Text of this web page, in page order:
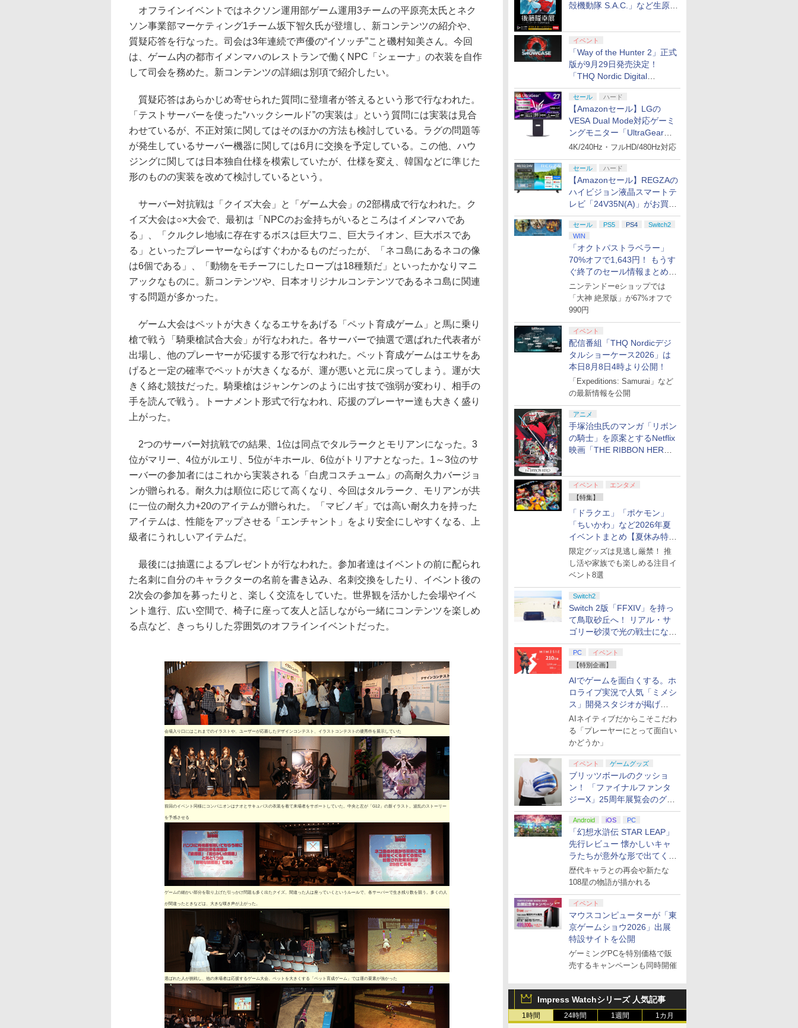
殻機動隊 S.A.C.」など生原
イベント
「Way of the Hunter 2」正式
版が9月29日発売決定！
「THQ Nordic Digital
Showcase 2026」まとめ
セール ハード
【Amazonセール】LGの
VESA Dual Mode対応ゲーミ
ングモニター「UltraGear
27G850A-B」がお買い得！
4K/240Hz・フルHD/480Hz対応
セール ハード
【Amazonセール】REGZAの
ハイビジョン液晶スマートテ
レビ「24V35N(A)」がお買い
得！
セール PS5 PS4
Switch2
WIN
「オクトパストラベラー」
70%オフで1,643円！ もうす
ぐ終了のセール情報まとめ
【8月8日更新】
ニンテンドーeショップでは
「大神 絶景版」が67%オフで
990円
イベント
配信番組「THQ Nordicデジ
タルショーケース2026」は
本日8月8日4時より公開！
「Expeditions: Samurai」など
の最新情報を公開
アニメ
手塚治虫氏のマンガ「リボン
の騎士」を原案とするNetflix
映画「THE RIBBON HERO
イベント
エンタメ
【特集】
「ドラクエ」「ポケモン」
「ちいかわ」など2026年夏
イベントまとめ【夏休み特
集】
限定グッズは見逃し厳禁！ 推
し活や家族でも楽しめる注目イ
ベント8選
Switch2
Switch 2版「FFXIV」を持っ
て鳥取砂丘へ！ リアル・サ
ゴリー砂漠で光の戦士になっ
てみた
PC
イベント
【特別企画】
AIでゲームを面白くする。ホ
ロライブ実況で人気「ミメシ
ス」開発スタジオが掲げ
る“AI活用の信念”とは？【講
演レポート】
AIネイティブだからこそこだわ
る「プレーヤーにとって面白い
かどうか」
イベント ゲームグッズ
ブリッツボールのクッショ
ン！ 「ファイナルファンタ
ジーX」25周年展覧会のグッ
ズ情報が公開
Android iOS PC
「幻想水滸伝 STAR LEAP」
先行レビュー 懐かしいキャ
ラたちが意外な形で出てくる
シリーズ完全新作！
歴代キャラとの再会や新たな
108星の物語が描かれる
イベント
マウスコンピューターが「東
京ゲームショウ2026」出展
特設サイトを公開
ゲーミングPCを特別価格で販
売するキャンペーンも同時開催
Impress Watchシリーズ 人気記事
1時間 24時間 1週間 1カ月
オフラインイベントではネクソン運用部ゲーム運用3チームの平原亮太氏とネク
ソン事業部マーケティング1チーム坂下智久氏が登壇し、新コンテンツの紹介や、
質疑応答を行なった。司会は3年連続で声優の“イソッチ”こと磯村知美さん。今回
は、ゲーム内の都市イメンマハのレストランで働くNPC「シェーナ」の衣装を自作
して司会を務めた。新コンテンツの詳細は別項で紹介したい。
質疑応答はあらかじめ寄せられた質問に登壇者が答えるという形で行なわれた。
「テストサーバーを使った“ハックシールド”の実装は」という質問には実装は見合
わせているが、不正対策に関してはそのほかの方法も検討している。ラグの問題等
が発生しているサーバー機器に関しては6月に交換を予定している。この他、ハウ
ジングに関しては日本独自仕様を模索していたが、仕様を変え、韓国などに準じた
形のものの実装を改めて検討しているという。
サーバー対抗戦は「クイズ大会」と「ゲーム大会」の2部構成で行なわれた。ク
イズ大会は○×大会で、最初は「NPCのお金持ちがいるところはイメンマハであ
る」、「クルクレ地域に存在するボスは巨大ワニ、巨大ライオン、巨大ボスであ
る」といったプレーヤーならばすぐわかるものだったが、「ネコ島にあるネコの像
は6個である」、「動物をモチーフにしたローブは18種類だ」といったかなりマニ
アックなものに。新コンテンツや、日本オリジナルコンテンツであるネコ島に関連
する問題が多かった。
ゲーム大会はペットが大きくなるエサをあげる「ペット育成ゲーム」と馬に乗り
槍で戦う「騎乗槍試合大会」が行なわれた。各サーバーで抽選で選ばれた代表者が
出場し、他のプレーヤーが応援する形で行なわれた。ペット育成ゲームはエサをあ
げると一定の確率でペットが大きくなるが、運が悪いと元に戻ってしまう。運が大
きく絡む競技だった。騎乗槍はジャンケンのように出す技で強弱が変わり、相手の
手を読んで戦う。トーナメント形式で行なわれ、応援のプレーヤー達も大きく盛り
上がった。
2つのサーバー対抗戦での結果、1位は同点でタルラークとモリアンになった。3
位がマリー、4位がルエリ、5位がキホール、6位がトリアナとなった。1～3位のサ
ーバーの参加者にはこれから実装される「白虎コスチューム」の高耐久力バージョ
ンが贈られる。耐久力は順位に応じて高くなり、今回はタルラーク、モリアンが共
に一位の耐久力+20のアイテムが贈られた。「マビノギ」では高い耐久力を持った
アイテムは、性能をアップさせる「エンチャント」をより安全にしやすくなる、上
級者にうれしいアイテムだ。
最後には抽選によるプレゼントが行なわれた。参加者達はイベントの前に配られ
た名刺に自分のキャラクターの名前を書き込み、名刺交換をしたり、イベント後の
2次会の参加を募ったりと、楽しく交流をしていた。世界観を活かした会場やイベ
ント進行、広い空間で、椅子に座って友人と話しながら一緒にコンテンツを楽しめ
る点など、きっちりした雰囲気のオフラインイベントだった。
会場入り口にはこれまでのイラストや、ユーザーが応募したデザインコンテスト、イラストコンテストの優秀作を展示していた
前回のイベント同様にコンパニオンはナオとサキュバスの衣装を着て来場者をサポートしていた。中央と左が「G12」の新イラスト。波乱のストーリー
を予感させる
ゲームの細かい部分を取り上げた引っかけ問題も多く出たクイズ。間違った人は座っていくというルールで、各サーバーで生き残り数を競う。多くの人
が間違ったときなどは、大きな嘆き声が上がった。
選ばれた人が挑戦し、他の来場者は応援するゲーム大会。ペットを大きくする「ペット育成ゲーム」では運の要素が強かった